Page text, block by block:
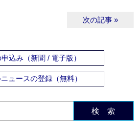
次の記事 »
込み（新聞 / 電子版）
ュースの登録（無料）
検 索